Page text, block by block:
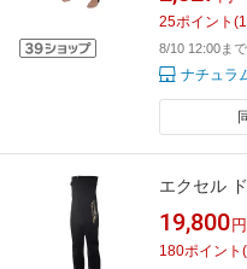
25ポイント (1
8/10 12:00ま
ナチュラ
エクセル
19,800 円
180ポイント (